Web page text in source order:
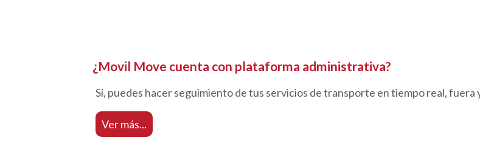
¿Movil Move cuenta con plataforma administrativa?
Sí, puedes hacer seguimiento de tus servicios de transporte en tiempo real,
Ver más...